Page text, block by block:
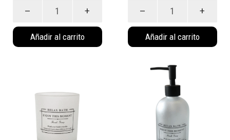
Nordico
(Vaso)
(6027V)
Añadir al carrito
Glam
(Vaso)
cantidad
Añadir al carrito